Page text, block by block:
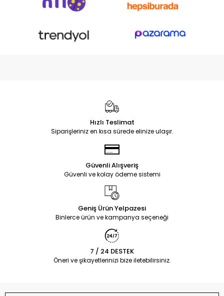
Hızlı Teslimat
Siparişleriniz en kısa sürede elinize ulaşır.
Güvenli Alışveriş
Güvenli ve kolay ödeme sistemi
Geniş Ürün Yelpazesi
Binlerce ürün ve kampanya seçeneği
7 / 24 DESTEK
Öneri ve şikayetlerinizi bize iletebilirsiniz.